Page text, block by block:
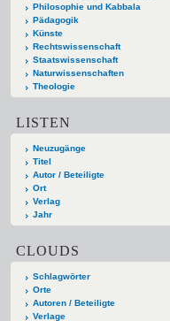
Philosophie und Kabbala
Pädagogik
Künste
Rechtswissenschaft
Staatswissenschaft
Naturwissenschaften
Theologie
LISTEN
Neuzugänge
Titel
Autor / Beteiligte
Ort
Verlag
Jahr
CLOUDS
Schlagwörter
Orte
Autoren / Beteiligte
Verlage